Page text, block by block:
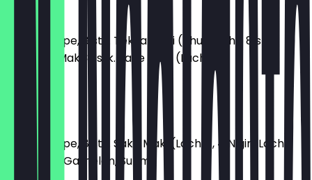
1 Miso-Suppe, 8 stk. Tekka Maki (Thunfisch), 8 stk.
Avocado Maki, 8 stk. Sake Maki (Lachs)
12,90 €
1 Miso-Suppe, 8 stk. Sake Maki (Lachs), 4 Nigiri: Lachs,
Thunfisch, Garnelen, Surimi